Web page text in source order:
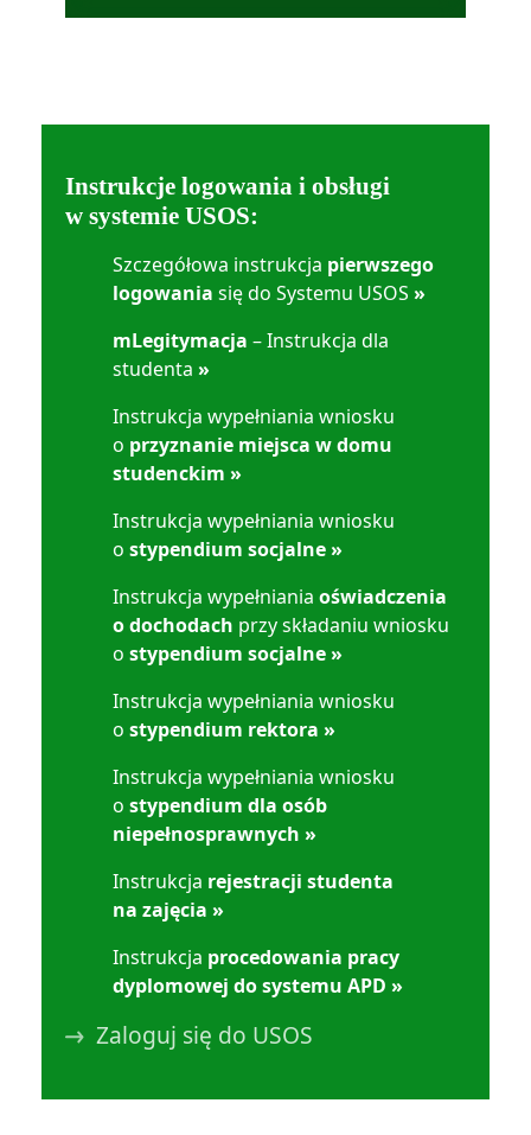
Instrukcje logowania i obsługi
w systemie USOS:
Szczegółowa instrukcja pierwszego
logowania się do Systemu USOS »
mLegitymacja – Instrukcja dla
studenta »
Instrukcja wypełniania wniosku
o przyznanie miejsca w domu
studenckim »
Instrukcja wypełniania wniosku
o stypendium socjalne »
Instrukcja wypełniania oświadczenia
o dochodach przy składaniu wniosku
o stypendium socjalne»
Instrukcja wypełniania wniosku
o stypendium rektora »
Instrukcja wypełniania wniosku
o stypendium dla osób
niepełnosprawnych »
Instrukcja rejestracji studenta
na zajęcia »
Instrukcja procedowania pracy
dyplomowej do systemu APD »
Zaloguj się do USOS